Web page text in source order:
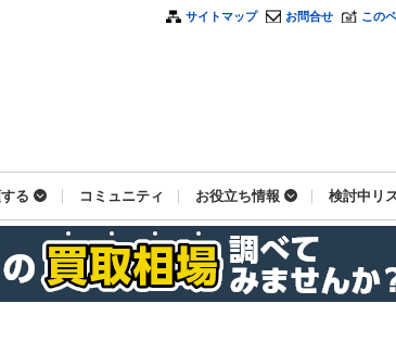
サイトマップ お問合せ この
る コミュニティ お役立ち情報 検討中リ